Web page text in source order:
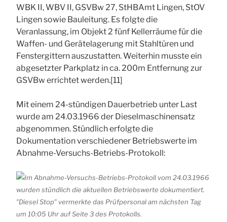
WBK II, WBV II, GSVBw 27, StHBAmt Lingen, StOV
Lingen sowie Bauleitung. Es folgte die
Veranlassung, im Objekt 2 fünf Kellerräume für die
Waffen- und Gerätelagerung mit Stahltüren und
Fenstergittern auszustatten. Weiterhin musste ein
abgesetzter Parkplatz in ca. 200m Entfernung zur
GSVBw errichtet werden.[11]
Mit einem 24-stündigen Dauerbetrieb unter Last
wurde am 24.03.1966 der Dieselmaschinensatz
abgenommen. Stündlich erfolgte die
Dokumentation verschiedener Betriebswerte im
Abnahme-Versuchs-Betriebs-Protokoll: